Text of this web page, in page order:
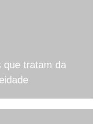
que tratam da